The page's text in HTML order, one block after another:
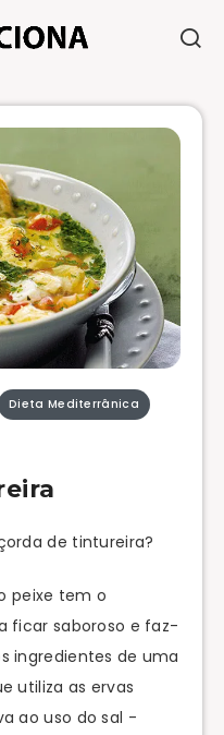
Dieta Mediterrânica
de tintureira?
peixe tem o
ficar saboroso e faz-
ingredientes de uma
utiliza as ervas
ao uso do sal -